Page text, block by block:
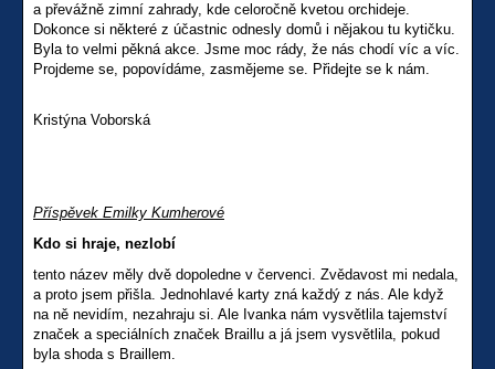
a převážně zimní zahrady, kde celoročně kvetou orchideje.
Dokonce si některé z účastnic odnesly domů i nějakou tu kytičku.
Byla to velmi pěkná akce. Jsme moc rády, že nás chodí víc a víc.
Projdeme se, popovídáme, zasmějeme se. Přidejte se k nám.
Kristýna Voborská
Příspěvek Emilky Kumherové
Kdo si hraje, nezlobí
tento název měly dvě dopoledne v červenci. Zvědavost mi nedala,
a proto jsem přišla. Jednohlavé karty zná každý z nás. Ale když
na ně nevidím, nezahraju si. Ale Ivanka nám vysvětlila tajemství
značek a speciálních značek Braillu a já jsem vysvětlila, pokud
byla shoda s Braillem.